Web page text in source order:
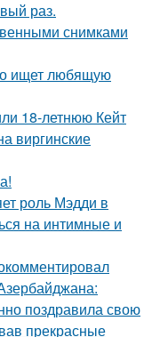
раз.
снимками
ищет любящую
18-летнюю Кейт
виргинские
роль Мэдди в
на интимные и
поздравила свою
прекрасные